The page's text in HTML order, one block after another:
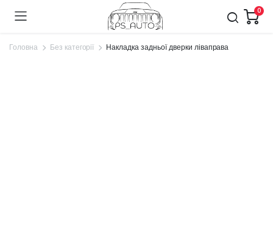
0
Головна Без категорії Накладка задньої дверки ліваправа